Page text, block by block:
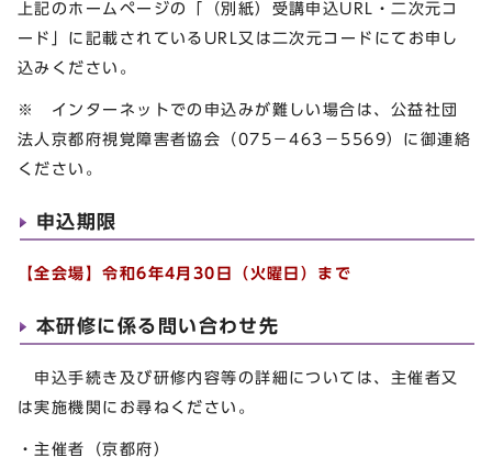
上記のホームページの「（別紙）受講申込URL・二次元コ
ード」に記載されているURL又は二次元コードにてお申し
込みください。
※ インターネットでの申込みが難しい場合は、公益社団
法人京都府視覚障害者協会（075－463－5569）に御連絡
ください。
申込期限
【全会場】令和6年4月30日（火曜日）まで
本研修に係る問い合わせ先
申込手続き及び研修内容等の詳細については、主催者又
は実施機関にお尋ねください。
・主催者（京都府）